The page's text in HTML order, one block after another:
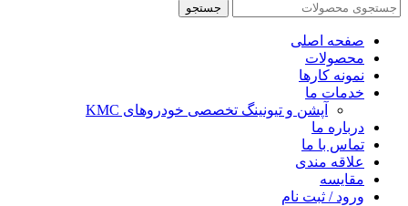
جستجو
صفحه اصلی
محصولات
نمونه کارها
خدمات ما
آپشن و تیونینگ تخصصی خودروهای KMC
درباره ما
تماس با ما
علاقه مندی
مقايسه
ورود / ثبت نام